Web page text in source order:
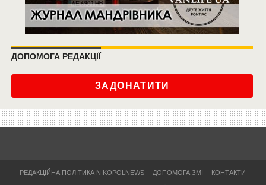
ДОПОМОГА РЕДАКЦІЇ
ЗАДОНАТИТИ
РЕДАКЦІЙНА ПОЛІТИКА NIKOPOLNEWS ДОПОМОГА ЗМІ КОНТАКТИ